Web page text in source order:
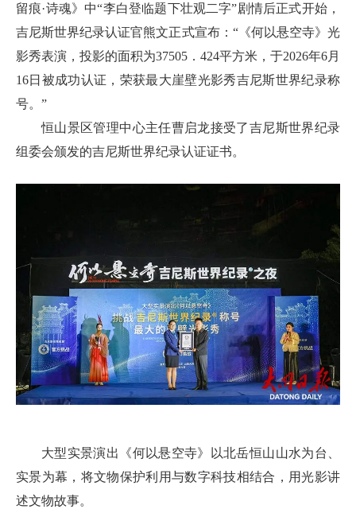
留痕·诗魂》中“李白登临题下壮观二字”剧情后正式开始，
吉尼斯世界纪录认证官熊文正式宣布：“《何以悬空寺》光
影秀表演，投影的面积为37505．424平方米，于2026年6月
16日被成功认证，荣获最大崖壁光影秀吉尼斯世界纪录称
号。”
恒山景区管理中心主任曹启龙接受了吉尼斯世界纪录
组委会颁发的吉尼斯世界纪录认证证书。
大型实景演出《何以悬空寺》以北岳恒山山水为台、
实景为幕，将文物保护利用与数字科技相结合，用光影讲
述文物故事。